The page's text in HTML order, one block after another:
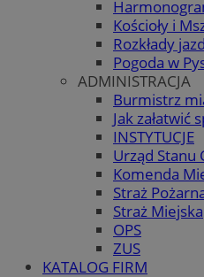
Kościoły i
Rozkłady
Pogoda w
ADMINISTRACJA
Burmistrz
Jak załatwić
INSTYTUCJE
Urząd Stanu
Komenda
Straż
Straż Miejska
OPS
ZUS
KATALOG FIRM